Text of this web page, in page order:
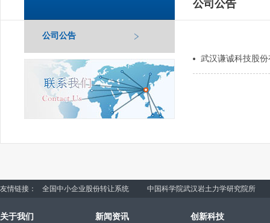
公司公告
公司公告
武汉谦诚科技股
友情链接： 全国中小企业股份转让系统 中国科学院武汉岩土力学研究院所
关于我们 新闻资讯 创新科技